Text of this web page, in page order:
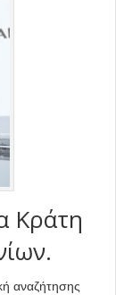
Κράτη
αναζήτησης